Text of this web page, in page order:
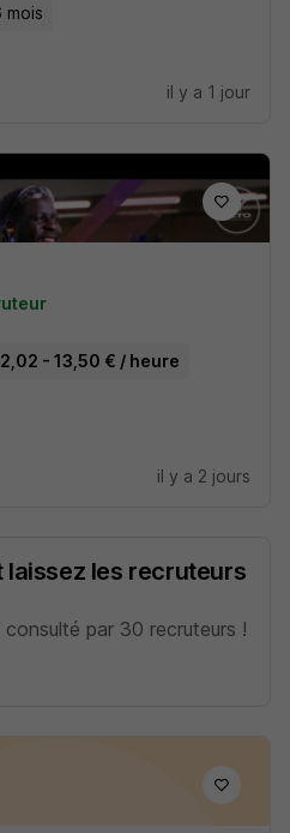
mois
il y a 1 jour
- 13,50 € / heure
il y a 2 jours
laissez les recruteurs
par 30 recruteurs !